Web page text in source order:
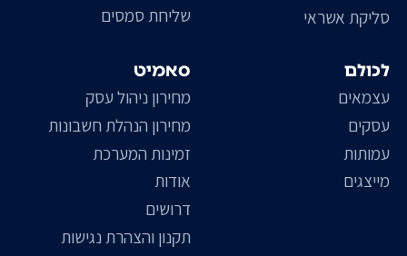
סאמיט
מחירון ניהול עסק
מחירון הנהלת חשבונות
זמינות המערכת
אודות
דרושים
תקנון והצהרת נגישות
שליחת סמסים
סליקת אשראי
לכולם
עצמאים
עסקים
עמותות
מייצגים